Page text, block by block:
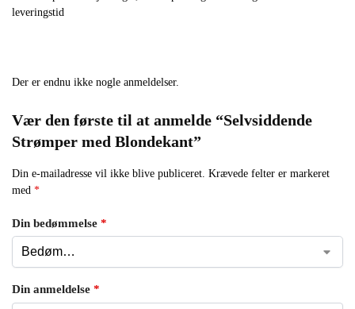
leveringstid
Der er endnu ikke nogle anmeldelser.
Vær den første til at anmelde “Selvsiddende
Strømper med Blondekant”
Din e-mailadresse vil ikke blive publiceret. Krævede felter er markeret
med *
Din bedømmelse *
Din anmeldelse *